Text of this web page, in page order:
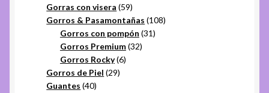
productos
Gorras con visera 5959
productos
Gorros & Pasamontañas 108108
Gorros con pompón 3131
Gorros Premium 3232
Gorros Rocky 66
Gorros de Piel 2929
Guantes 4040